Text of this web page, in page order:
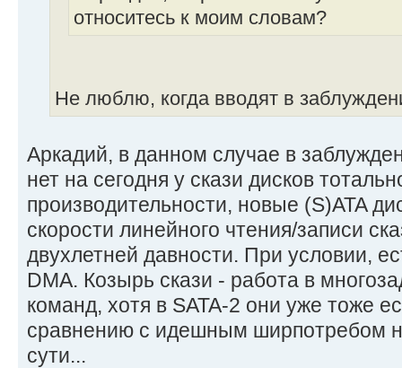
относитесь к моим словам?
Не люблю, когда вводят в
Аркадий, в данном случае в
нет на сегодня у скази дисков
производительности, новые (S)ATA
скорости линейного чтения/записи
двухлетней давности. При условии,
DMA. Козырь скази - работа в
команд, хотя в SATA-2 они уже тоже
сравнению с идешным ширпотребом
сути...